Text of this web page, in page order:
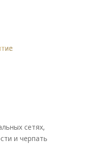
сетях,
и черпать